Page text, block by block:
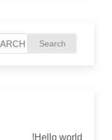
Hello world!